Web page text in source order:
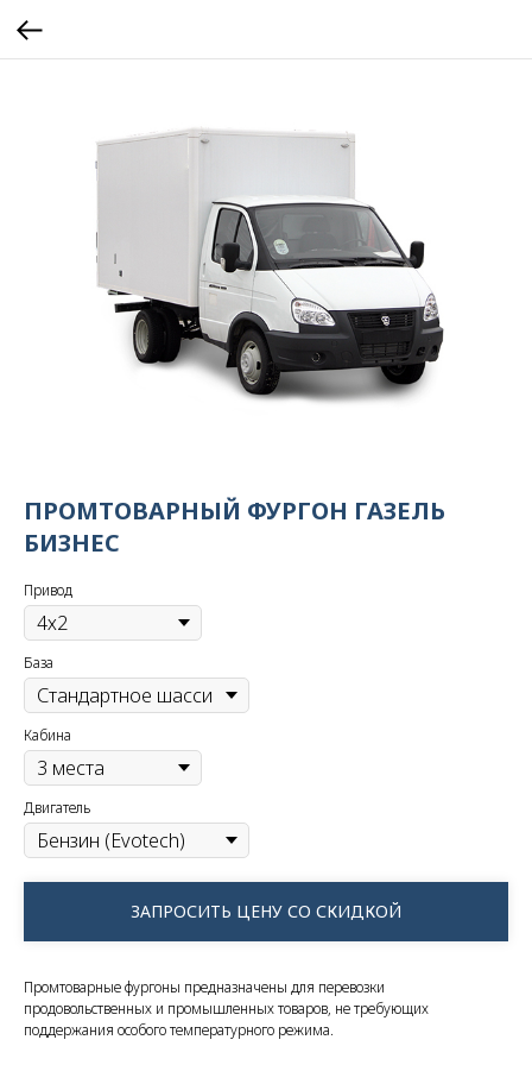
ПРОМТОВАРНЫЙ ФУРГОН ГАЗЕЛЬ
БИЗНЕС
Привод
База
Кабина
Двигатель
ЗАПРОСИТЬ ЦЕНУ СО СКИДКОЙ
Промтоварные фургоны предназначены для перевозки
продовольственных и промышленных товаров, не требующих
поддержания особого температурного режима.